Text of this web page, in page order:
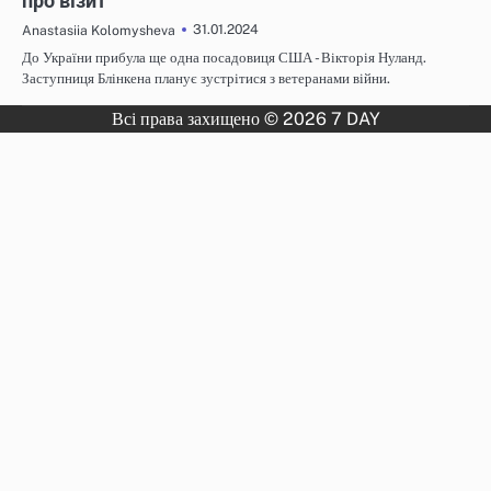
Anastasiia Kolomysheva
31.01.2024
До України прибула ще одна посадовиця США - Вікторія Нуланд.
Заступниця Блінкена планує зустрітися з ветеранами війни.
Всі права захищено © 2026 7 DAY